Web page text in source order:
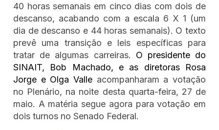
40 horas semanais em cinco dias com dois de
descanso, acabando com a escala 6 X 1 (um
dia de descanso e 44 horas semanais). O texto
prevê uma transição e leis específicas para
tratar de algumas carreiras. O presidente do
SINAIT, Bob Machado, e as diretoras Rosa
Jorge e Olga Valle acompanharam a votação
no Plenário, na noite desta quarta-feira, 27 de
maio. A matéria segue agora para votação em
dois turnos no Senado Federal.